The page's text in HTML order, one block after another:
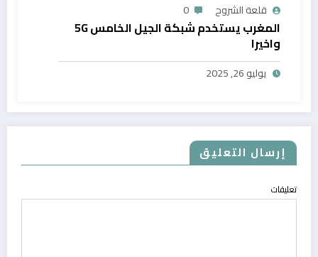
قلعة الشروح 0
المغرب يستخدم شبكة الجيل الخامس 5G
واخيرا
يوليو 26, 2025
إرسال التعليق
تعليقات